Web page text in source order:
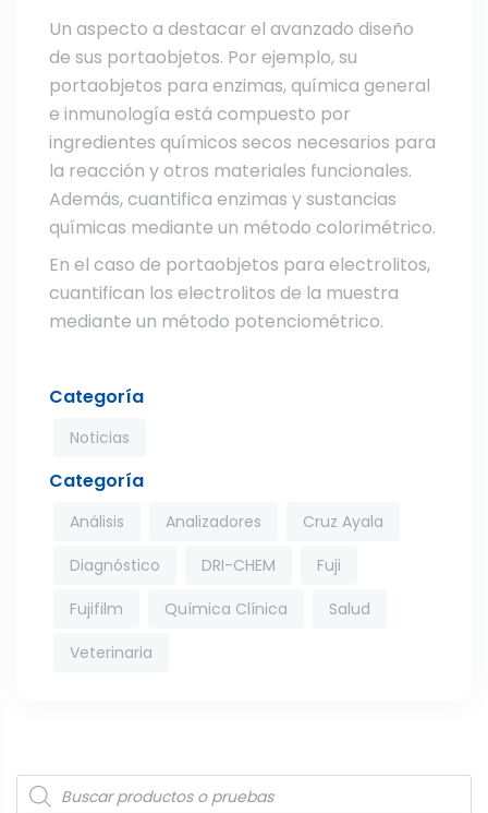
Un aspecto a destacar el avanzado diseño
de sus portaobjetos. Por ejemplo, su
portaobjetos para enzimas, química general
e inmunología está compuesto por
ingredientes químicos secos necesarios para
la reacción y otros materiales funcionales.
Además, cuantifica enzimas y sustancias
químicas mediante un método colorimétrico.
En el caso de portaobjetos para electrolitos,
cuantifican los electrolitos de la muestra
mediante un método potenciométrico.
Categoría
Noticias
Categoría
Análisis Analizadores
Cruz Ayala
Diagnóstico
DRI-CHEM
Fuji
Fujifilm
Química Clínica
Salud
Veterinaria
Products
search